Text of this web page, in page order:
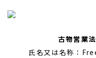
古物営業
氏名又は名称：